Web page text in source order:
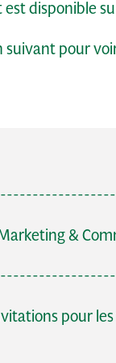
disponible
suivant pour
&
pour les